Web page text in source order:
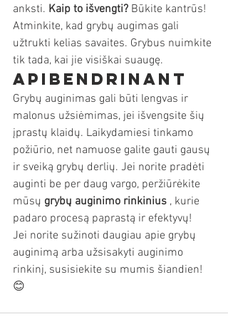
anksti. Kaip to išvengti? Būkite kantrūs!
Atminkite, kad grybų augimas gali
užtrukti kelias savaites. Grybus nuimkite
tik tada, kai jie visiškai suaugę.
Apibendrinant
Grybų auginimas gali būti lengvas ir
malonus užsiėmimas, jei išvengsite šių
įprastų klaidų. Laikydamiesi tinkamo
požiūrio, net namuose galite gauti gausų
ir sveiką grybų derlių. Jei norite pradėti
auginti be per daug vargo, peržiūrėkite
mūsų grybų auginimo rinkinius , kurie
padaro procesą paprastą ir efektyvų!
Jei norite sužinoti daugiau apie grybų
auginimą arba užsisakyti auginimo
rinkinį, susisiekite su mumis šiandien!
😊